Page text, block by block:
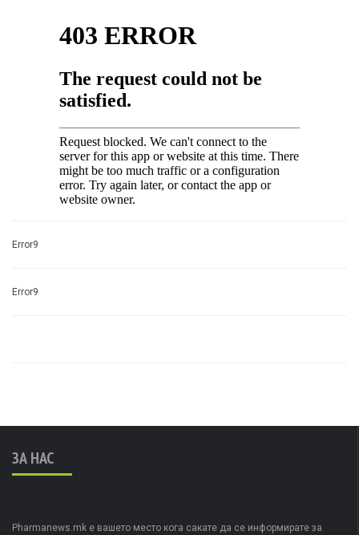
Error9
Error9
ЗА НАС
Pharmanews.mk е вашето место кога сакате да се информирате за